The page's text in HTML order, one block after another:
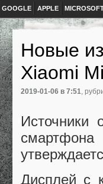
GOOGLE APPLE
Новые
Xiaomi
2019-01-06 в 7:51,
Источники
Дисплей с